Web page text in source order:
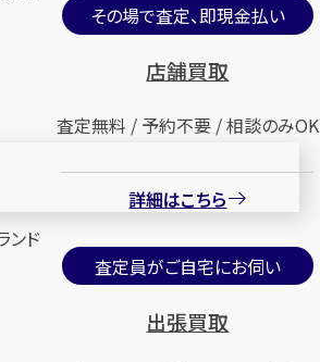
その場で査定、即現金払い
店舗買取
査定無料 / 予約不要 / 相談のみOK
詳細はこちら
査定員がご自宅にお伺い
出張買取